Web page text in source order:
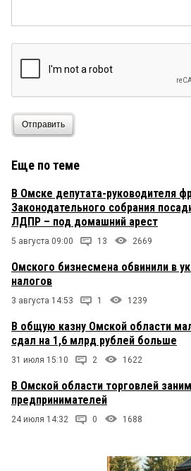
Отправить
Еще по теме
В Омске депутата-руководителя
Законодательного собрания
ЛДПР – под домашний арест
5 августа 09:00 13 2669
Омского бизнесмена обвинили в
налогов
3 августа 14:53 1 1239
В общую казну Омской области
сдал на 1,6 млрд рублей больше
31 июля 15:10 2 1622
В Омской области торговлей
предпринимателей
24 июля 14:32 0 1688